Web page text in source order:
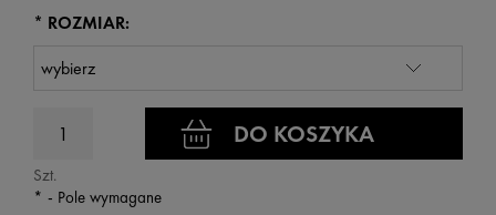
* ROZMIAR:
Szt.
DO KOSZYKA
* - Pole wymagane